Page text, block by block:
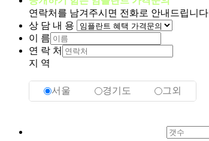
연락처를 남겨주시면 전화로 안내드립니다
상 담 내 용
이 름
연 락 처
지 역
서울 경기도 그외